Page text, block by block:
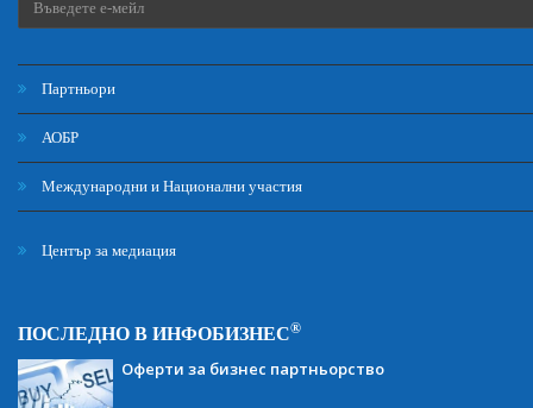
Партньори
АОБР
Международни и Национални участия
Център за медиация
ПОСЛЕДНО В ИНФОБИЗНЕС®
Оферти за бизнес партньорство